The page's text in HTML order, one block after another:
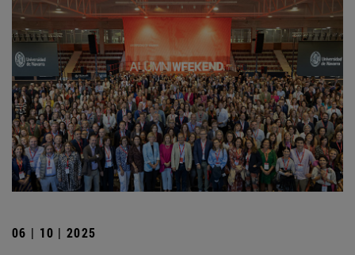
06 | 10 | 2025